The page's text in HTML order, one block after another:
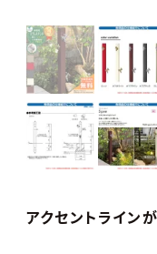
アクセントライン